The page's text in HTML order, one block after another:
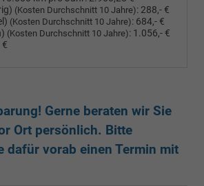
(Kosten Durchschnitt 10 Jahre): 288,- €
(Kosten Durchschnitt 10 Jahre): 684,- €
(Kosten Durchschnitt 10 Jahre): 1.056,- €
€
Gerne beraten wir Sie
Ort persönlich. Bitte
dafür vorab einen Termin mit